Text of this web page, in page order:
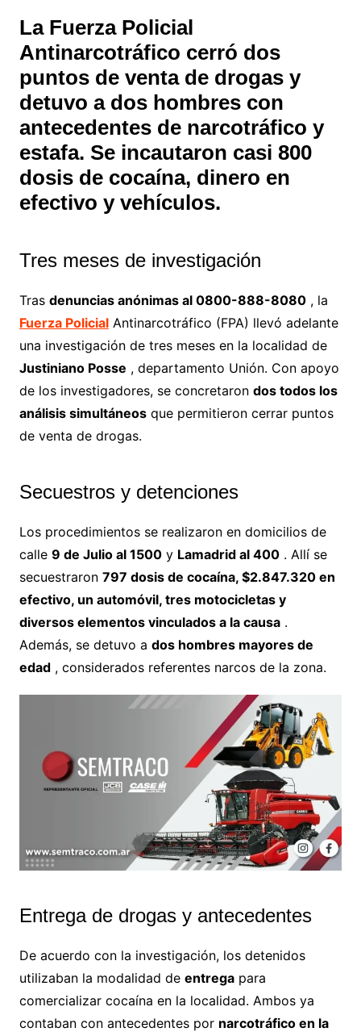
La Fuerza Policial
Antinarcotráfico cerró dos
puntos de venta de drogas y
detuvo a dos hombres con
antecedentes de narcotráfico y
estafa. Se incautaron casi 800
dosis de cocaína, dinero en
efectivo y vehículos.
Tres meses de investigación
Tras denuncias anónimas al 0800-888-8080, la
Fuerza PolicialAntinarcotráfico (FPA) llevó adelante
una investigación de tres meses en la localidad de
Justiniano Posse , departamento Unión. Con apoyo
de los investigadores, se concretaron dos todos los
análisis simultáneosque permitieron cerrar puntos
de venta de drogas.
Secuestros y detenciones
Los procedimientos se realizaron en domicilios de
calle 9 de Julio al 1500y Lamadrid al 400. Allí se
secuestraron 797 dosis de cocaína, $2.847.320 en
efectivo, un automóvil, tres motocicletas y
diversos elementos vinculados a la causa.
Además, se detuvo a dos hombres mayores de
edad, considerados referentes narcos de la zona.
Entrega de drogas y antecedentes
De acuerdo con la investigación, los detenidos
utilizaban la modalidad de entregapara
comercializar cocaína en la localidad. Ambos ya
contaban con antecedentes por narcotráfico en la